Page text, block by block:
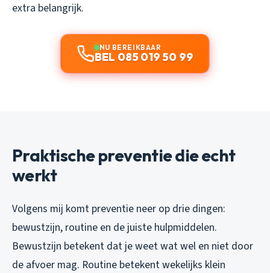
extra belangrijk.
NU BEREIKBAAR
BEL 085 019 50 99
Praktische preventie die echt
werkt
Volgens mij komt preventie neer op drie dingen:
bewustzijn, routine en de juiste hulpmiddelen.
Bewustzijn betekent dat je weet wat wel en niet door
de afvoer mag. Routine betekent wekelijks klein